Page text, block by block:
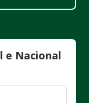
e Nacional